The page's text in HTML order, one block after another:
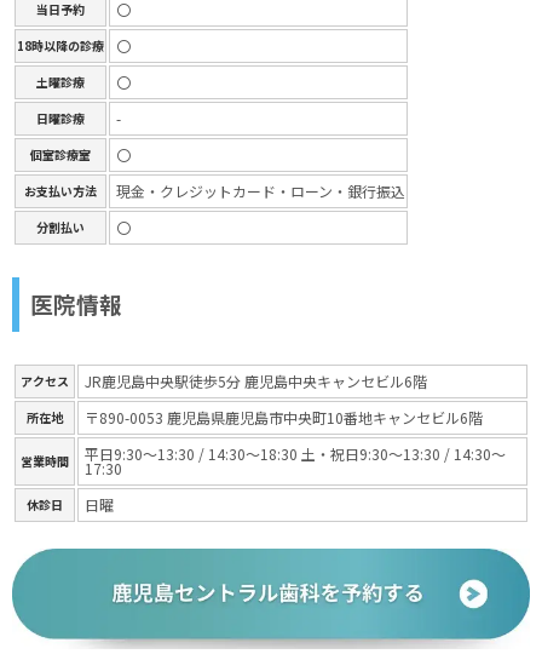
当日予約 〇
18時以降の診療 〇
土曜診療 〇
日曜診療 -
個室診療室 〇
お支払い方法 現金・クレジットカード・ローン・銀行振込
分割払い 〇
医院情報
アクセス JR鹿児島中央駅徒歩5分 鹿児島中央キャンセビル6階
所在地 〒890-0053 鹿児島県鹿児島市中央町10番地キャンセビル6階
営業時間 平日9:30～13:30 / 14:30～18:30 土・祝日9:30～13:30 / 14:30～
17:30
休診日 日曜